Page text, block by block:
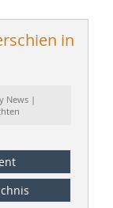
in
News |